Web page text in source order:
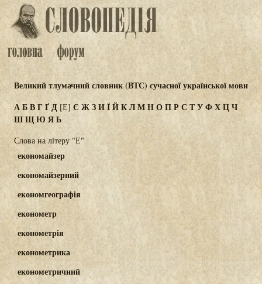
Великий тлумачний словник (ВТС) сучасної української мови
АБВГҐД[Е]Є ЖЗИЇЙКЛМНОПР СТУФХЦЧ
ШЩЮЯЬ
Слова на літеру "Е"
економайзер
економайзерний
економгеографія
економетр
економетрія
економетрика
економетричний